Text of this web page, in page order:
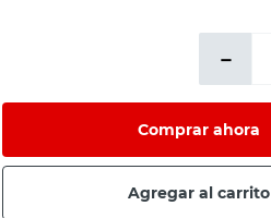
－
Comprar ahora
Agregar al carrito